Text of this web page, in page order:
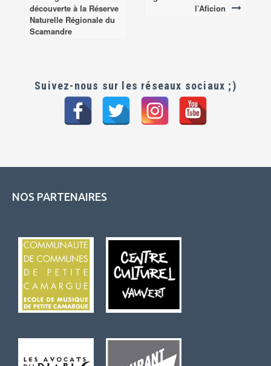
navigation
découverte à la Réserve
Naturelle Régionale du
Scamandre
l’Aficion
Suivez-nous sur les réseaux sociaux ;)
NOS PARTENAIRES